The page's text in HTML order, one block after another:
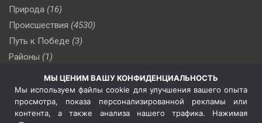
Природа (16)
Происшествия (4530)
Путь к Победе (3)
Районы (1)
(510)
Сельское хозяйство (3)
Социальная политика
(3)
Спецоперация в Украине
МЫ ЦЕНИМ ВАШУ КОНФИДЕНЦИАЛЬНОСТЬ
Мы используем файлы cookie для улучшения вашего опыта
просмотра, показа персонализированной рекламы или
контента, а также анализа нашего трафика. Нажимая